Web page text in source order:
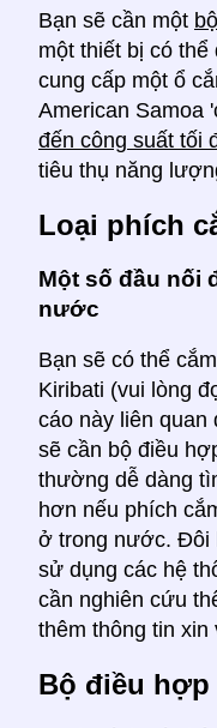
Bạn sẽ cần một
một thiết bị có
cung cấp một ổ
American Samoa
đến công suất tối
tiêu thụ năng
Loại phích
Một số đầu nối
nước
Bạn sẽ có thể
Kiribati (vui lòng
cáo này liên quan
sẽ cần bộ điều
thường dễ dàng
hơn nếu phích
ở trong nước. Đôi
sử dụng các hệ
cần nghiên cứu
thêm thông tin xin
Bộ điều hợp